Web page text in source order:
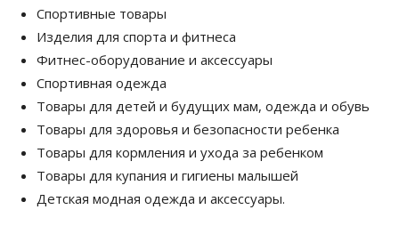
Спортивные товары
Изделия для спорта и фитнеса
Фитнес-оборудование и аксессуары
Спортивная одежда
Товары для детей и будущих мам, одежда и обувь
Товары для здоровья и безопасности ребенка
Товары для кормления и ухода за ребенком
Товары для купания и гигиены малышей
Детская модная одежда и аксессуары.